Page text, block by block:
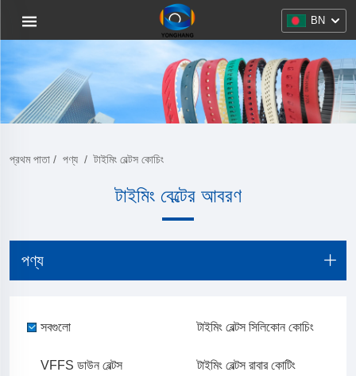
BN
প্রথম পাতা / পণ্য /টাইমিং বেল্টস কোচিং
টাইমিং বেল্টের আবরণ
পণ্য
সবগুলো টাইমিং বেল্টস সিলিকোন কোচিং
VFFS ডাউন বেল্টস টাইমিং বেল্টস রাবার কোটিং